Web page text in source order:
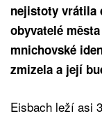
nejistoty vrátila
obyvatelé
mnichovské
zmizela a její
Eisbach leží asi